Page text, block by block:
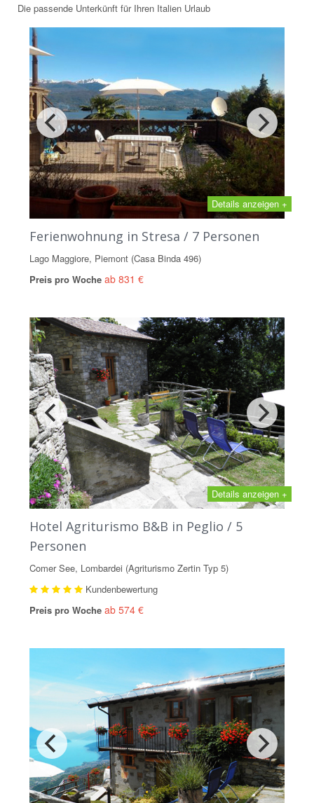
Die passende Unterkünft für Ihren Italien Urlaub
Details anzeigen +
Ferienwohnung in Stresa / 7 Personen
Lago Maggiore, Piemont (Casa Binda 496)
Preis pro Woche ab 831 €
Details anzeigen +
Hotel Agriturismo B&B in Peglio / 5
Personen
Comer See, Lombardei (Agriturismo Zertin Typ 5)
Kundenbewertung
Preis pro Woche ab 574 €